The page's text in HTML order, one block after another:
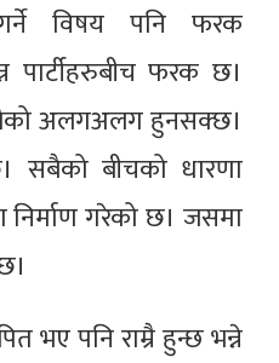
विषय पनि फरक
पार्टीहरुबीच फरक छ।
अलगअलग हुनसक्छ।
सबैको बीचको धारणा
निर्माण गरेको छ। जसमा
भए पनि राम्रै हुन्छ भन्ने